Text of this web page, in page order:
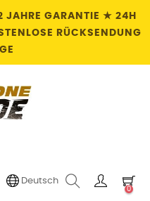
JAHRE GARANTIE ★ 24H
RÜCKSENDUNG
Deutsch
0